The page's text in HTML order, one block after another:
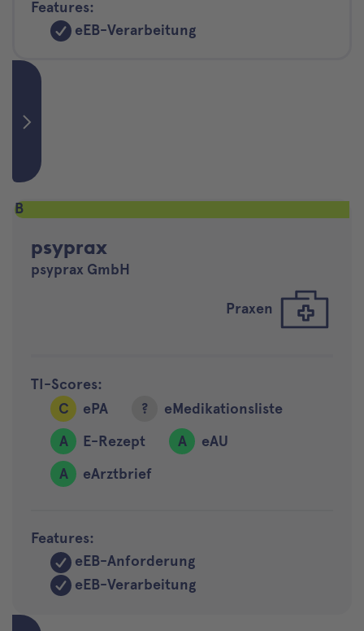
Features:
eEB-Verarbeitung
B
psyprax
psyprax GmbH
Praxen
TI-Scores:
C
ePA ?
eMedikationsliste
A
E-Rezept A
eAU
A
eArztbrief
Features:
eEB-Anforderung
eEB-Verarbeitung